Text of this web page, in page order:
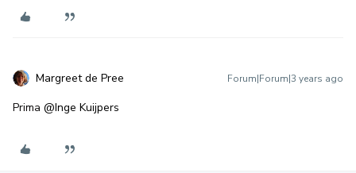
Margreet de Pree Forum|Forum|3 years ago
Prima @Inge Kuijpers